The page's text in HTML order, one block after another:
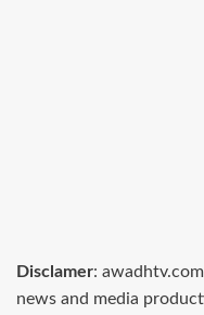
Disclamer:
news and media